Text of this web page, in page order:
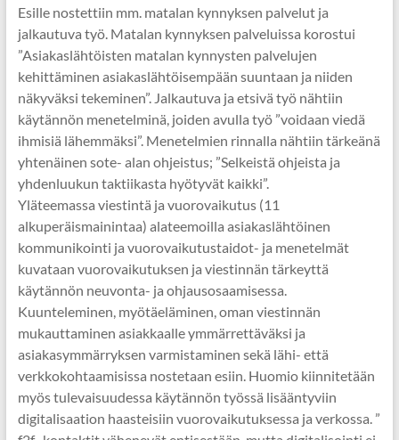
Esille nostettiin mm. matalan kynnyksen palvelut ja
jalkautuva työ. Matalan kynnyksen palveluissa korostui
”Asiakaslähtöisten matalan kynnysten palvelujen
kehittäminen asiakaslähtöisempään suuntaan ja niiden
näkyväksi tekeminen”. Jalkautuva ja etsivä työ nähtiin
käytännön menetelminä, joiden avulla työ ”voidaan viedä
ihmisiä lähemmäksi”. Menetelmien rinnalla nähtiin tärkeänä
yhtenäinen sote- alan ohjeistus; ”Selkeistä ohjeista ja
yhdenluukun taktiikasta hyötyvät kaikki”.
Yläteemassa viestintä ja vuorovaikutus (11
alkuperäismainintaa) alateemoilla asiakaslähtöinen
kommunikointi ja vuorovaikutustaidot- ja menetelmät
kuvataan vuorovaikutuksen ja viestinnän tärkeyttä
käytännön neuvonta- ja ohjausosaamisessa.
Kuunteleminen, myötäeläminen, oman viestinnän
mukauttaminen asiakkaalle ymmärrettäväksi ja
asiakasymmärryksen varmistaminen sekä lähi- että
verkkokohtaamisissa nostetaan esiin. Huomio kiinnitetään
myös tulevaisuudessa käytännön työssä lisääntyviin
digitalisaation haasteisiin vuorovaikutuksessa ja verkossa. ”